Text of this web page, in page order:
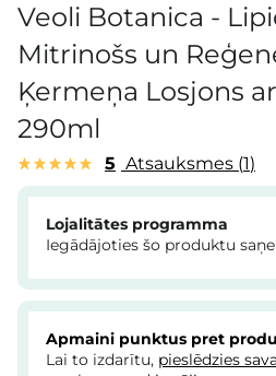
Veoli Botanica -
Mitrinošs un
Ķermeņa Losjons
290ml
5 Atsauksmes 1
Lojalitātes programma
Iegādājoties šo produktu
Apmaini punktus pret
Lai to izdarītu, pieslēdzies